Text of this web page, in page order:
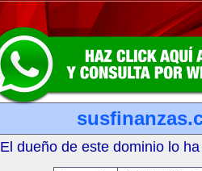
El dueño de este dominio lo